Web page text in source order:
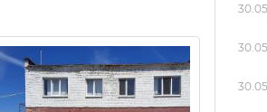
30.05
30.05
30.05